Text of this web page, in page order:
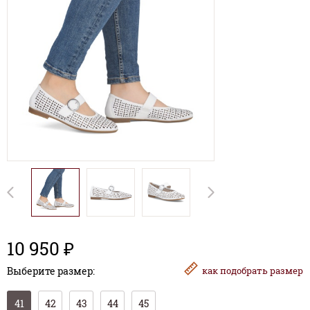
10 950 ₽
Выберите размер: какподобрать размер
41 42 43 44 45